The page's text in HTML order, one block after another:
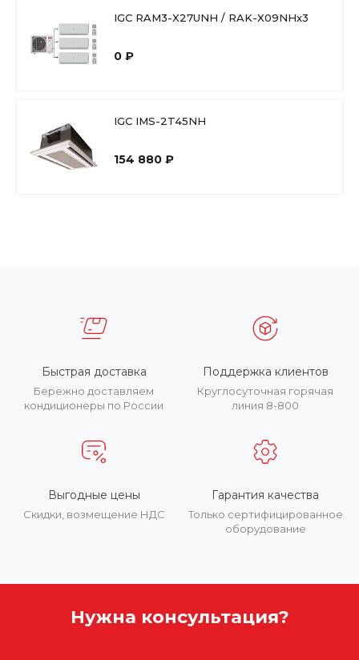
IGC RAM3-X27UNH / RAK-X09NHx3
0 ₽
IGC IMS-2T45NH
154 880 ₽
Быстрая доставка
Бережно доставляем
кондиционеры по России
Поддержка клиентов
Круглосуточная горячая
линия 8-800
Выгодные цены
Скидки, возмещение НДС
Гарантия качества
Только сертифицированное
оборудование
Нужна консультация?